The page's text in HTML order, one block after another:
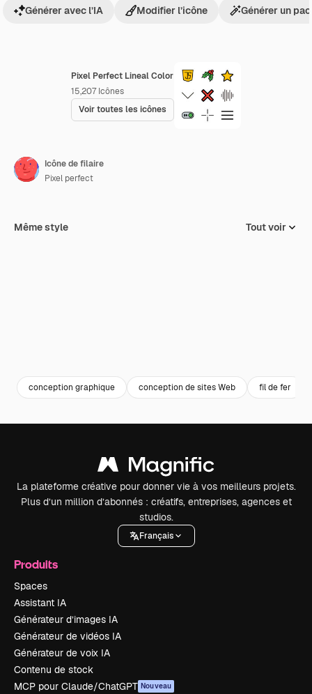
Pixel Perfect Lineal Color
15,207 Icônes
Voir toutes les icônes
Générer avec l’IA Modifier l’icône Générer un
Icône de filaire
Pixel perfect
Même style Tout voir
conception graphique conception de sites Web fil de fer
La plateforme créative pour donner vie à vos meilleurs projets.
Plus d’un million d’abonnés : créatifs, entreprises, agences et
studios.
Français
Produits
Spaces
Assistant IA
Générateur d’images IA
Générateur de vidéos IA
Générateur de voix IA
Contenu de stock
MCP pour Claude/ChatGPT Nouveau